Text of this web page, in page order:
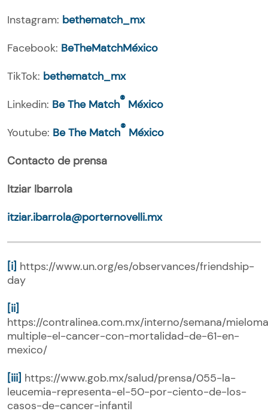
Instagram: bethematch_mx
Facebook: BeTheMatchMéxico
TikTok: bethematch_mx
Linkedin: Be The Match® México
Youtube: Be The Match® México
Contacto de prensa
Itziar Ibarrola
itziar.ibarrola@porternovelli.mx
[i] https://www.un.org/es/observances/friendship-
day
[ii]
https://contralinea.com.mx/interno/semana/
multiple-el-cancer-con-mortalidad-de-61-en-
mexico/
[iii] https://www.gob.mx/salud/prensa/055-la-
leucemia-representa-el-50-por-ciento-de-los-
casos-de-cancer-infantil